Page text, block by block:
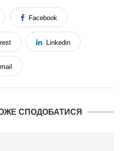
Facebook
Linkedin
СПОДОБАТИСЯ